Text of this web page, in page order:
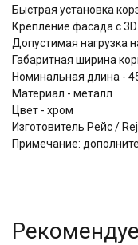
​​​​​​​Быстрая установка
Крепление фасада с
Допустимая нагрузка
Габаритная ширина
Номинальная длина -
Материал - металл
Цвет - хром
Изготовитель Рейс /
Примечание: